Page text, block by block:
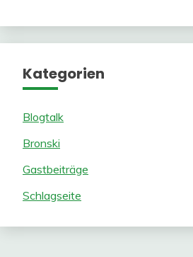
Kategorien
Blogtalk
Bronski
Gastbeiträge
Schlagseite